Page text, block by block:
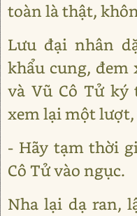
toàn là thật,
Lưu đại nhân
khẩu cung, đem
và Vũ Cô Tử ký
xem lại một
- Hãy tạm thời
Cô Tử vào ngục.
Nha lại dạ ran,